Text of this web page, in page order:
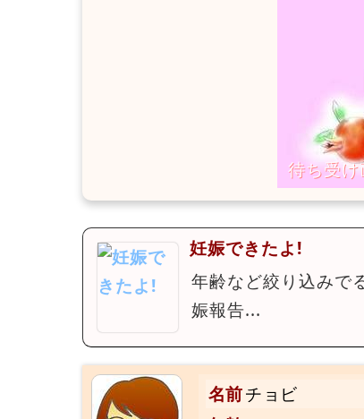
妊娠できたよ!
年齢など絞り込みで
娠報告...
名前チョビ